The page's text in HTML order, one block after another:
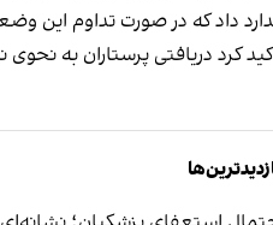
داد که در صورت تداوم این
کرد دریافتی پرستاران به